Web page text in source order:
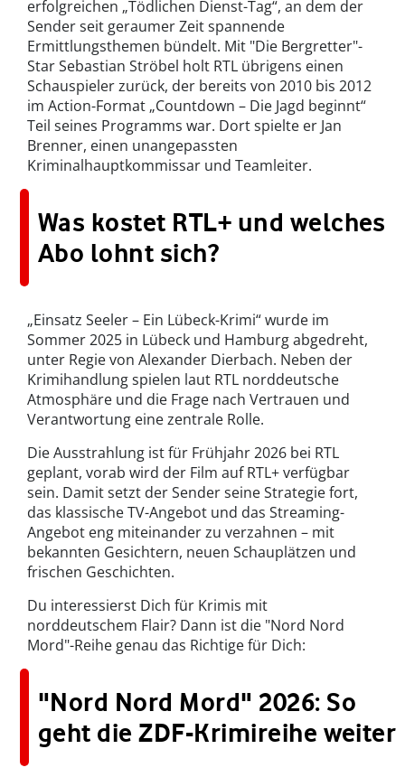
erfolgreichen „Tödlichen Dienst-Tag“, an dem der
Sender seit geraumer Zeit spannende
Ermittlungsthemen bündelt. Mit "Die Bergretter"-
Star Sebastian Ströbel holt RTL übrigens einen
Schauspieler zurück, der bereits von 2010 bis 2012
im Action-Format „Countdown – Die Jagd beginnt“
Teil seines Programms war. Dort spielte er Jan
Brenner, einen unangepassten
Kriminalhauptkommissar und Teamleiter.
Was kostet RTL+ und welches
Abo lohnt sich?
„Einsatz Seeler – Ein Lübeck-Krimi“ wurde im
Sommer 2025 in Lübeck und Hamburg abgedreht,
unter Regie von Alexander Dierbach. Neben der
Krimihandlung spielen laut RTL norddeutsche
Atmosphäre und die Frage nach Vertrauen und
Verantwortung eine zentrale Rolle.
Die Ausstrahlung ist für Frühjahr 2026 bei RTL
geplant, vorab wird der Film auf RTL+ verfügbar
sein. Damit setzt der Sender seine Strategie fort,
das klassische TV-Angebot und das Streaming-
Angebot eng miteinander zu verzahnen – mit
bekannten Gesichtern, neuen Schauplätzen und
frischen Geschichten.
Du interessierst Dich für Krimis mit
norddeutschem Flair? Dann ist die "Nord Nord
Mord"-Reihe genau das Richtige für Dich:
"Nord Nord Mord" 2026: So
geht die ZDF-Krimireihe weiter